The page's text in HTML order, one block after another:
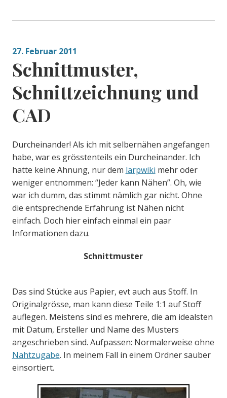
27. Februar 2011
Schnittmuster,
Schnittzeichnung und
CAD
Durcheinander! Als ich mit selbernähen angefangen
habe, war es grösstenteils ein Durcheinander. Ich
hatte keine Ahnung, nur dem larpwiki mehr oder
weniger entnommen: “Jeder kann Nähen”. Oh, wie
war ich dumm, das stimmt nämlich gar nicht. Ohne
die entsprechende Erfahrung ist Nähen nicht
einfach. Doch hier einfach einmal ein paar
Informationen dazu.
Schnittmuster
Das sind Stücke aus Papier, evt auch aus Stoff. In
Originalgrösse, man kann diese Teile 1:1 auf Stoff
auflegen. Meistens sind es mehrere, die am idealsten
mit Datum, Ersteller und Name des Musters
angeschrieben sind. Aufpassen: Normalerweise ohne
Nahtzugabe. In meinem Fall in einem Ordner sauber
einsortiert.